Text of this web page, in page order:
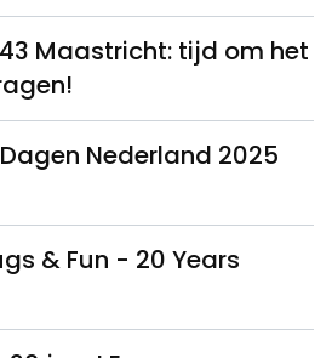
Maastricht: tijd om het
Nederland 2025
& Fun - 20 Years